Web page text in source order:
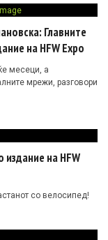
Главните
на HFW Expo
месеци, а
мрежи, разговори
издание на HFW
со велосипед!